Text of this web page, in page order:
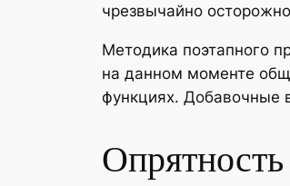
чрезвычайно
Методика поэтапного
на данном моменте
функциях. Добавочные